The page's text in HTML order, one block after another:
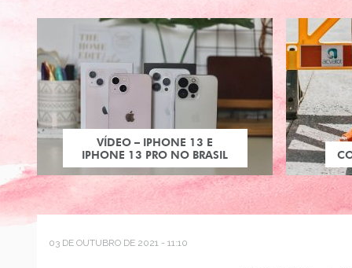
VÍDEO – IPHONE 13 E
IPHONE 13 PRO NO BRASIL
03 DE OUTUBRO DE 2021 - 11:10